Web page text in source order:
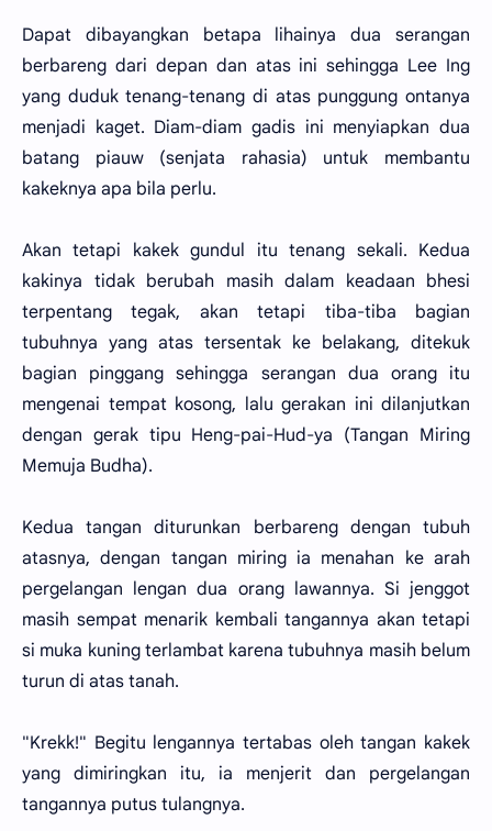
Dapat dibayangkan betapa lihainya dua serangan
berbareng dari depan dan atas ini sehingga Lee Ing
yang duduk tenang-tenang di atas punggung ontanya
menjadi kaget. Diam-diam gadis ini menyiapkan dua
batang piauw (senjata rahasia) untuk membantu
kakeknya apa bila perlu.
Akan tetapi kakek gundul itu tenang sekali. Kedua
kakinya tidak berubah masih dalam keadaan bhesi
terpentang tegak, akan tetapi tiba-tiba bagian
tubuhnya yang atas tersentak ke belakang, ditekuk
bagian pinggang sehingga serangan dua orang itu
mengenai tempat kosong, lalu gerakan ini dilanjutkan
dengan gerak tipu Heng-pai-Hud-ya (Tangan Miring
Memuja Budha).
Kedua tangan diturunkan berbareng dengan tubuh
atasnya, dengan tangan miring ia menahan ke arah
pergelangan lengan dua orang lawannya. Si jenggot
masih sempat menarik kembali tangannya akan tetapi
si muka kuning terlambat karena tubuhnya masih belum
turun di atas tanah.
"Krekk!" Begitu lengannya tertabas oleh tangan kakek
yang dimiringkan itu, ia menjerit dan pergelangan
tangannya putus tulangnya.